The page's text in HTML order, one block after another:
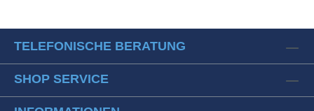
TELEFONISCHE BERATUNG
SHOP SERVICE